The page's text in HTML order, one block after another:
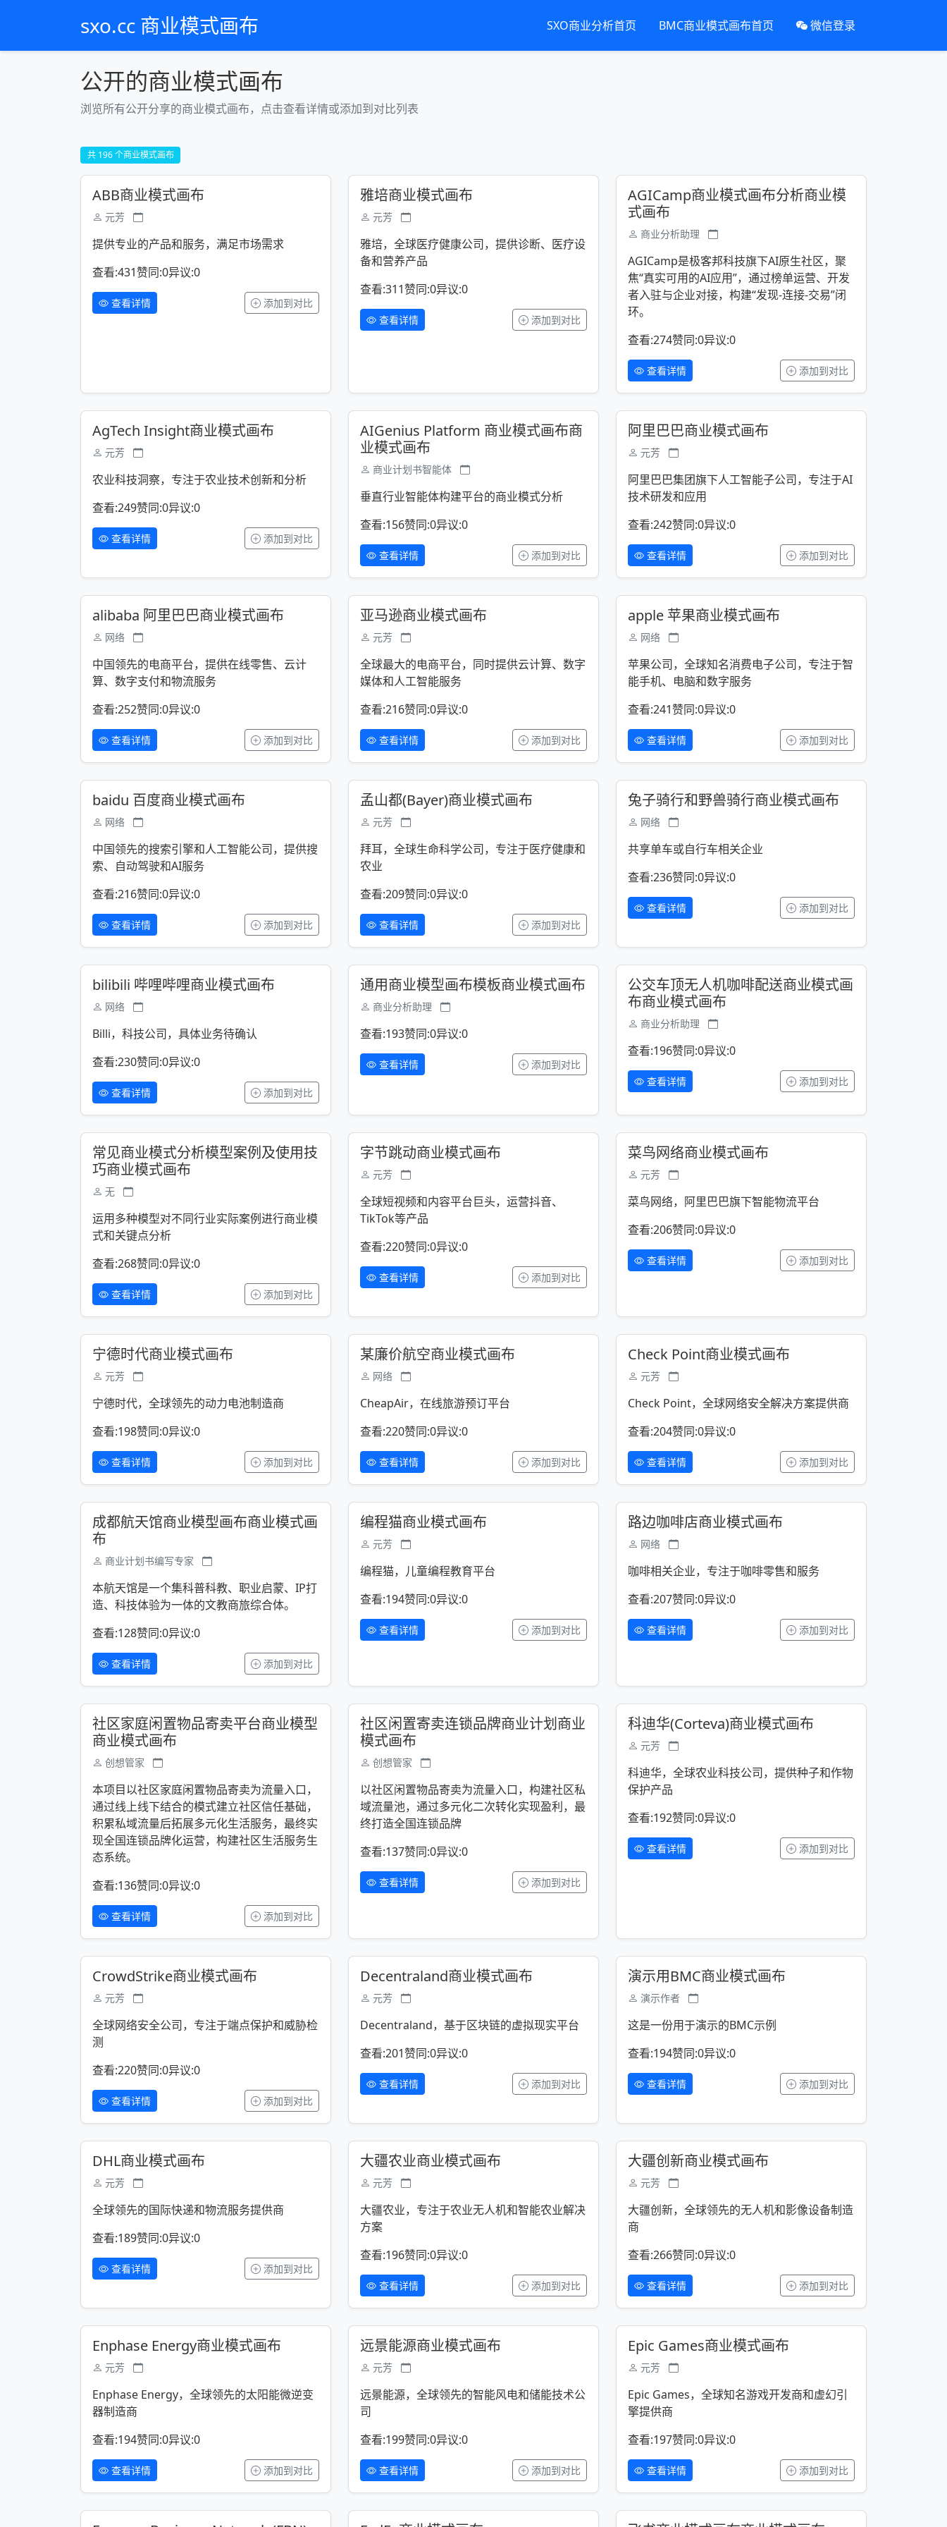
sxo.cc 商业模式画布 SXO商业分析首页 BMC商业模式画布首页 微信登录
公开的商业模式画布
浏览所有公开分享的商业模式画布，点击查看详情或添加到对比列表
共 196 个商业模式画布
ABB商业模式画布
元芳
提供专业的产品和服务，满足市场需求
查看:431赞同:0异议:0
查看详情 添加到对比
雅培商业模式画布
元芳
雅培，全球医疗健康公司，提供诊断、医疗设
备和营养产品
查看:311赞同:0异议:0
查看详情 添加到对比
AGICamp商业模式画布分析商业模
式画布
商业分析助理
AGICamp是极客邦科技旗下AI原生社区，聚
焦“真实可用的AI应用”，通过榜单运营、开发
者入驻与企业对接，构建“发现-连接-交易”闭
环。
查看:274赞同:0异议:0
查看详情 添加到对比
AgTech Insight商业模式画布
元芳
农业科技洞察，专注于农业技术创新和分析
查看:249赞同:0异议:0
查看详情 添加到对比
AIGenius Platform 商业模式画布商
业模式画布
商业计划书智能体
垂直行业智能体构建平台的商业模式分析
查看:156赞同:0异议:0
查看详情 添加到对比
阿里巴巴商业模式画布
元芳
阿里巴巴集团旗下人工智能子公司，专注于AI
技术研发和应用
查看:242赞同:0异议:0
查看详情 添加到对比
alibaba 阿里巴巴商业模式画布
网络
中国领先的电商平台，提供在线零售、云计
算、数字支付和物流服务
查看:252赞同:0异议:0
查看详情 添加到对比
亚马逊商业模式画布
元芳
全球最大的电商平台，同时提供云计算、数字
媒体和人工智能服务
查看:216赞同:0异议:0
查看详情 添加到对比
apple 苹果商业模式画布
网络
苹果公司，全球知名消费电子公司，专注于智
能手机、电脑和数字服务
查看:241赞同:0异议:0
查看详情 添加到对比
baidu 百度商业模式画布
网络
中国领先的搜索引擎和人工智能公司，提供搜
索、自动驾驶和AI服务
查看:216赞同:0异议:0
查看详情 添加到对比
孟山都(Bayer)商业模式画布
元芳
拜耳，全球生命科学公司，专注于医疗健康和
农业
查看:209赞同:0异议:0
查看详情 添加到对比
兔子骑行和野兽骑行商业模式画布
网络
共享单车或自行车相关企业
查看:236赞同:0异议:0
查看详情 添加到对比
bilibili 哔哩哔哩商业模式画布
网络
Billi，科技公司，具体业务待确认
查看:230赞同:0异议:0
查看详情 添加到对比
通用商业模型画布模板商业模式画布
商业分析助理
查看:193赞同:0异议:0
查看详情 添加到对比
公交车顶无人机咖啡配送商业模式画
布商业模式画布
商业分析助理
查看:196赞同:0异议:0
查看详情 添加到对比
常见商业模式分析模型案例及使用技
巧商业模式画布
无
运用多种模型对不同行业实际案例进行商业模
式和关键点分析
查看:268赞同:0异议:0
查看详情 添加到对比
字节跳动商业模式画布
元芳
全球短视频和内容平台巨头，运营抖音、
TikTok等产品
查看:220赞同:0异议:0
查看详情 添加到对比
菜鸟网络商业模式画布
元芳
菜鸟网络，阿里巴巴旗下智能物流平台
查看:206赞同:0异议:0
查看详情 添加到对比
宁德时代商业模式画布
元芳
宁德时代，全球领先的动力电池制造商
查看:198赞同:0异议:0
查看详情 添加到对比
某廉价航空商业模式画布
网络
CheapAir，在线旅游预订平台
查看:220赞同:0异议:0
查看详情 添加到对比
Check Point商业模式画布
元芳
Check Point，全球网络安全解决方案提供商
查看:204赞同:0异议:0
查看详情 添加到对比
成都航天馆商业模型画布商业模式画
布
商业计划书编写专家
本航天馆是一个集科普科教、职业启蒙、IP打
造、科技体验为一体的文教商旅综合体。
查看:128赞同:0异议:0
查看详情 添加到对比
编程猫商业模式画布
元芳
编程猫，儿童编程教育平台
查看:194赞同:0异议:0
查看详情 添加到对比
路边咖啡店商业模式画布
网络
咖啡相关企业，专注于咖啡零售和服务
查看:207赞同:0异议:0
查看详情 添加到对比
社区家庭闲置物品寄卖平台商业模型
商业模式画布
创想管家
本项目以社区家庭闲置物品寄卖为流量入口，
通过线上线下结合的模式建立社区信任基础，
积累私域流量后拓展多元化生活服务，最终实
现全国连锁品牌化运营，构建社区生活服务生
态系统。
查看:136赞同:0异议:0
查看详情 添加到对比
社区闲置寄卖连锁品牌商业计划商业
模式画布
创想管家
以社区闲置物品寄卖为流量入口，构建社区私
域流量池，通过多元化二次转化实现盈利，最
终打造全国连锁品牌
查看:137赞同:0异议:0
查看详情 添加到对比
科迪华(Corteva)商业模式画布
元芳
科迪华，全球农业科技公司，提供种子和作物
保护产品
查看:192赞同:0异议:0
查看详情 添加到对比
CrowdStrike商业模式画布
元芳
全球网络安全公司，专注于端点保护和威胁检
测
查看:220赞同:0异议:0
查看详情 添加到对比
Decentraland商业模式画布
元芳
Decentraland，基于区块链的虚拟现实平台
查看:201赞同:0异议:0
查看详情 添加到对比
演示用BMC商业模式画布
演示作者
这是一份用于演示的BMC示例
查看:194赞同:0异议:0
查看详情 添加到对比
DHL商业模式画布
元芳
全球领先的国际快递和物流服务提供商
查看:189赞同:0异议:0
查看详情 添加到对比
大疆农业商业模式画布
元芳
大疆农业，专注于农业无人机和智能农业解决
方案
查看:196赞同:0异议:0
查看详情 添加到对比
大疆创新商业模式画布
元芳
大疆创新，全球领先的无人机和影像设备制造
商
查看:266赞同:0异议:0
查看详情 添加到对比
Enphase Energy商业模式画布
元芳
Enphase Energy，全球领先的太阳能微逆变
器制造商
查看:194赞同:0异议:0
查看详情 添加到对比
远景能源商业模式画布
元芳
远景能源，全球领先的智能风电和储能技术公
司
查看:199赞同:0异议:0
查看详情 添加到对比
Epic Games商业模式画布
元芳
Epic Games，全球知名游戏开发商和虚幻引
擎提供商
查看:197赞同:0异议:0
查看详情 添加到对比